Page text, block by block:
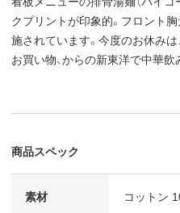
クプリントが印象的。フロント
施されています。今度のお休み
お買い物、からの新東洋で中華
商品スペック
素材 コットン